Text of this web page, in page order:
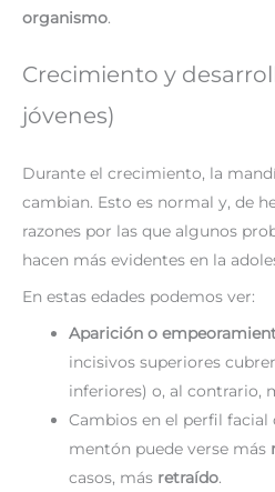
organismo.
Crecimiento y
jóvenes)
Durante el crecimiento, la
cambian. Esto es normal y, de
razones por las que algunos
hacen más evidentes en la
En estas edades podemos ver:
Aparición o
incisivos superiores
inferiores) o, al contrario,
Cambios en el perfil
mentón puede verse más
casos, más retraído.